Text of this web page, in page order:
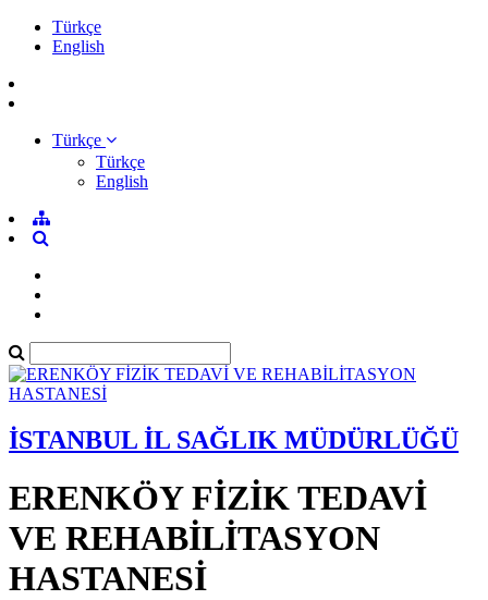
Türkçe
English
Türkçe
Türkçe
English
İSTANBUL İL SAĞLIK MÜDÜRLÜĞÜ
ERENKÖY FİZİK TEDAVİ
VE REHABİLİTASYON
HASTANESİ